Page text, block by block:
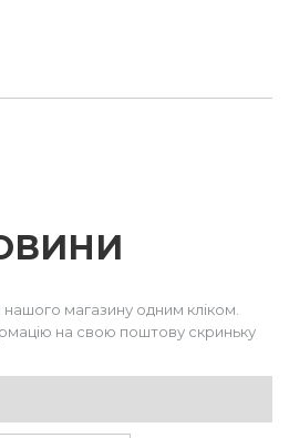
магазину одним кліком.
на свою поштову скриньку